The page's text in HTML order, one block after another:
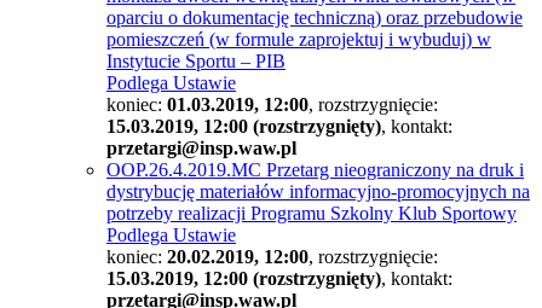
oparciu o dokumentację techniczną) oraz przebudowie
pomieszczeń (w formule zaprojektuj i wybuduj) w
Instytucie Sportu – PIB
Podlega Ustawie
koniec: 01.03.2019, 12:00, rozstrzygnięcie:
15.03.2019, 12:00 (rozstrzygnięty), kontakt:
przetargi@insp.waw.pl
OOP.26.4.2019.MC Przetarg nieograniczony na druk i
dystrybucję materiałów informacyjno-promocyjnych na
potrzeby realizacji Programu Szkolny Klub Sportowy
Podlega Ustawie
koniec: 20.02.2019, 12:00, rozstrzygnięcie:
15.03.2019, 12:00 (rozstrzygnięty), kontakt:
przetargi@insp.waw.pl